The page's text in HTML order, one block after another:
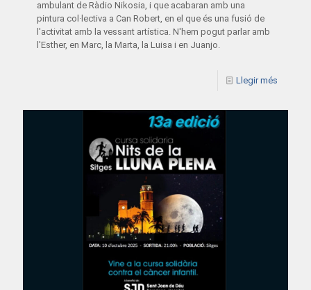
ambulant de Ràdio Nikosia, i que acabaran amb una
pintura col·lectiva a Can Robert, en el que és una fusió de
l'activitat amb la vessant artística. N'hem pogut parlar amb
l'Esther, en Marc, la Marta, la Luisa i en Juanjo.
Llegir més